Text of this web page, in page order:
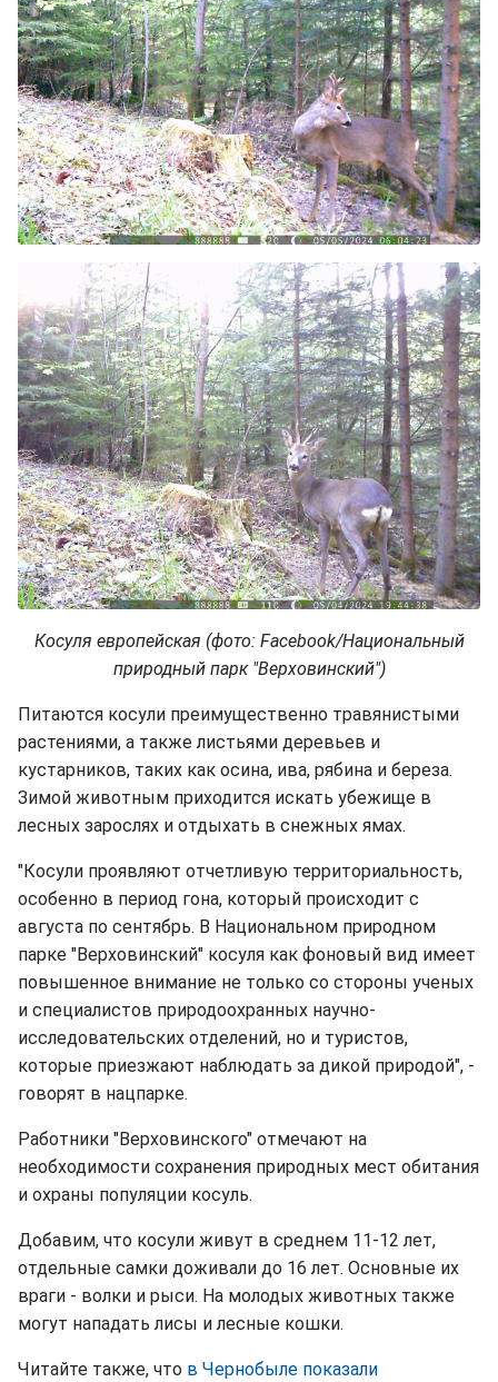
Косуля европейская (фото: Facebook/Национальный
природный парк "Верховинский")
Питаются косули преимущественно травянистыми
растениями, а также листьями деревьев и
кустарников, таких как осина, ива, рябина и береза.
Зимой животным приходится искать убежище в
лесных зарослях и отдыхать в снежных ямах.
"Косули проявляют отчетливую территориальность,
особенно в период гона, который происходит с
августа по сентябрь. В Национальном природном
парке "Верховинский" косуля как фоновый вид имеет
повышенное внимание не только со стороны ученых
и специалистов природоохранных научно-
исследовательских отделений, но и туристов,
которые приезжают наблюдать за дикой природой", -
говорят в нацпарке.
Работники "Верховинского" отмечают на
необходимости сохранения природных мест обитания
и охраны популяции косуль.
Добавим, что косули живут в среднем 11-12 лет,
отдельные самки доживали до 16 лет. Основные их
враги - волки и рыси. На молодых животных также
могут нападать лисы и лесные кошки.
Читайте также, что в Чернобыле показали